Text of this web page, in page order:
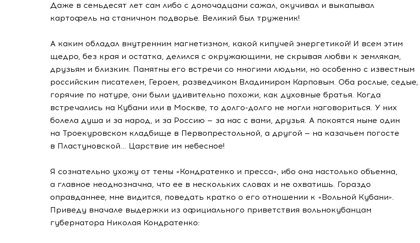
Даже в семьдесят лет сам либо с домочадцами сажал, окучивал и выкапывал
картофель на станичном подворье. Великий был труженик!
А каким обладал внутренним магнетизмом, какой кипучей энергетикой! И всем этим
щедро, без края и остатка, делился с окружающими, не скрывая любви к землякам,
друзьям и близким. Памятны его встречи со многими людьми, но особенно с известным
российским писателем, Героем, разведчиком Владимиром Карповым. Оба рослые, седые,
горячие по натуре, они были удивительно похожи, как духовные братья. Когда
встречались на Кубани или в Москве, то долго-долго не могли наговориться. У них
болела душа и за народ, и за Россию — за нас с вами, друзья. А покоятся ныне один
на Троекуровском кладбище в Первопрестольной, а другой — на казачьем погосте
в Пластуновской... Царствие им небесное!
Я сознательно ухожу от темы «Кондратенко и пресса», ибо она настолько объемна,
а главное неоднозначна, что ее в нескольких словах и не охватишь. Гораздо
оправданнее, мне видится, поведать кратко о его отношении к «Вольной Кубани».
Приведу вначале выдержки из официального приветствия вольнокубанцам
губернатора Николая Кондратенко: